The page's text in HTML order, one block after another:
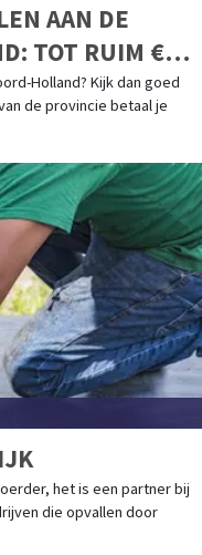
AAN DE
TOT RUIM €
Holland? Kijk dan goed
de provincie betaal je
het is een partner bij
die opvallen door